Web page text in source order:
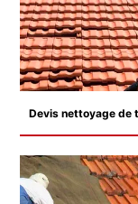
Devis nettoyage de